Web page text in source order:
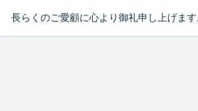
長らくのご愛顧に心より御礼申し上げます